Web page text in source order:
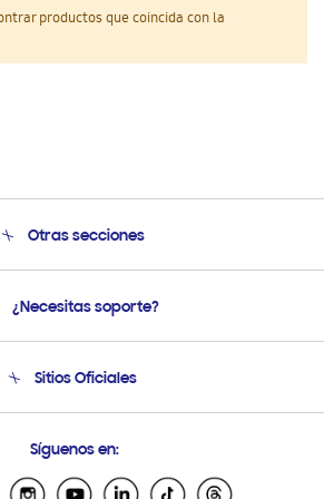
productos que coincida con la
Otras secciones
Soporte
¿Necesitas soporte?
Soporte vía eMail
Sitios Oficiales
Samsung Ecuador
Síguenos en: